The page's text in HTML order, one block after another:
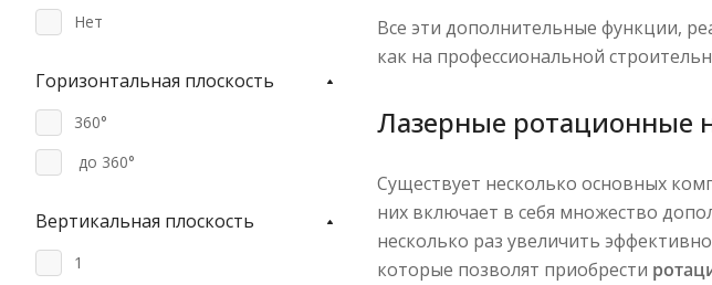
Все эти дополнительные функции,
как на профессиональной
Лазерные ротационные
Существует несколько основных
них включает в себя множество
несколько раз увеличить
которые позволят приобрести
Нет
Горизонтальная плоскость
360°
‎ до 360°
Вертикальная плоскость
1